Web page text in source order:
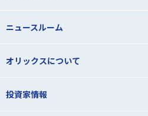
ニュースルーム
オリックスについて
投資家情報